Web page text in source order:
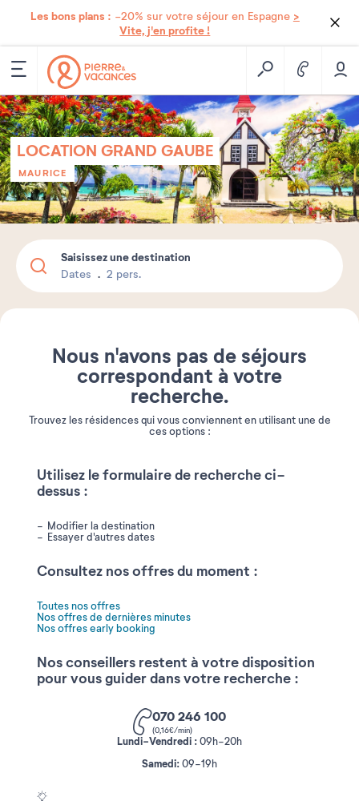
Les bons plans : -20% sur votre séjour en Espagne >
Vite, j'en profite !
LOCATION GRAND GAUBE
MAURICE
Saisissez une destination
Dates 2 pers.
Nous n'avons pas de séjours
correspondant à votre
recherche.
Trouvez les résidences qui vous conviennent en utilisant une de
ces options :
Utilisez le formulaire de recherche ci-
dessus :
Modifier la destination
Essayer d'autres dates
Consultez nos offres du moment :
Toutes nos offres
Nos offres de dernières minutes
Nos offres early booking
Nos conseillers restent à votre disposition
pour vous guider dans votre recherche :
070 246 100
(0,16€/min)
Lundi-Vendredi :09h-20h
Samedi:09-19h